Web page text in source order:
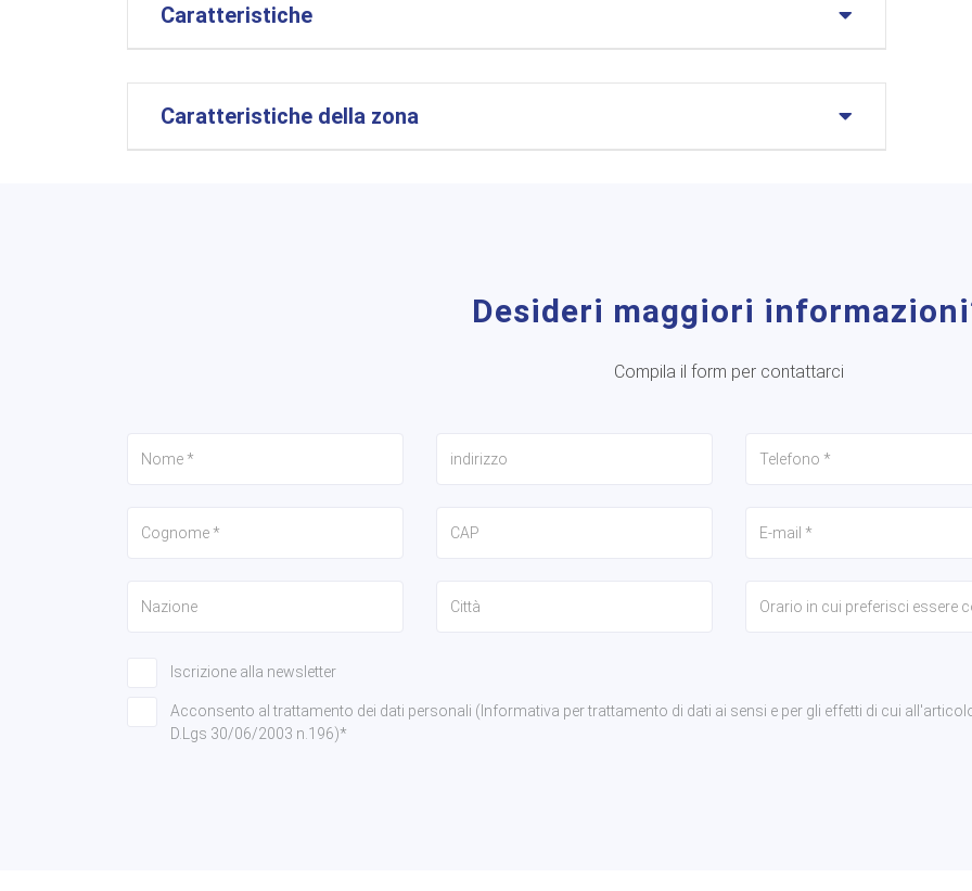
Caratteristiche
Caratteristiche della zona
Desideri maggiori
Compila il form per contattarci
Iscrizione alla newsletter
Acconsento al trattamento dei dati personali (Informativa per trattamento di dati ai sensi e per gli effetti di cui
D.Lgs 30/06/2003 n.196)*